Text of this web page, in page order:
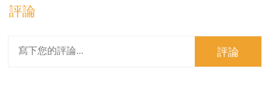
評論
評論